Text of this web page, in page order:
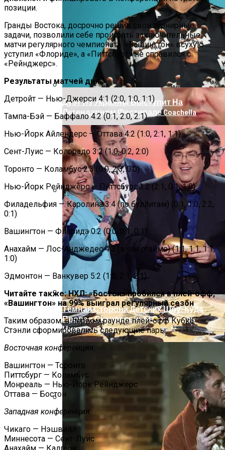
Легковушку: Двое Погибших
Прокурор Хмельницкой Области Умер
От Осложнений Коронавируса
В Египте Госпитализировали 5-
Летнюю Украинку С Признаками
Изнасилования: Мать Отрицает
Насилие
Дуэт Из Украины Выступит На
Легендарном Фестивале Coachella
Тёмная Сторона Детских Шоу: Куда
Пропал Скандальный Создатель
Никелодеона
позиции.
Гранды Востока, досрочно решив свои турнирные
задачи, позволили себе проиграть заключительные
матчи регулярного чемпионата. «Вашингтон» всухую
уступил «Флориде», а «Питтсбург» не справился с
«Рейнджерс».
Результаты матчей дня:
Детройт — Нью-Джерси 4:1 (2:0, 1:0, 1:1)
Тампа-Бэй — Баффало 4:2 (0:1, 2:0, 2:1)
Нью-Йорк Айлендерс — Оттава 4:2 (1:0, 2:1, 1:1)
Сент-Луис — Колорадо 3:2 (1:0, 0:2, 2:0)
Торонто — Коламбус 2:3 (0:0, 2:3, 0:0)
Нью-Йорк Рейнджерс — Питтсбург 3:2 (2:1, 0:1, 1:0)
Филадельфия — Каролина 3:4 (по буллитам) (0:1, 1:0, 2:2,
0:1)
Вашингтон — Флорида 0:2 (0:0, 0:1, 0:1)
Анахайм — Лос-Анджедес 4:3 (в овертайме) (1:1, 1:1, 1:1,
1:0)
Эдмонтон — Ванкувер 5:2 (1:0, 2:1, 2:1)
Читайте также: НХЛ: «Бостон» пробился в плей-офф,
«Вашингтон» на 99% выиграл регулярный сезон
Таким образом, в первом раунде плей-офф Кубка
Стэнли сформировались следующие пары:
Восточная конференция:
Вашингтон — Торонто
Питтсбург — Коламбус
Монреаль — Нью-Йорк Рейнджерс
Оттава — Бостон
Западная конференция:
Чикаго — Нэшвилл
Миннесота — Сент-Луис
Анахайм — Калгари